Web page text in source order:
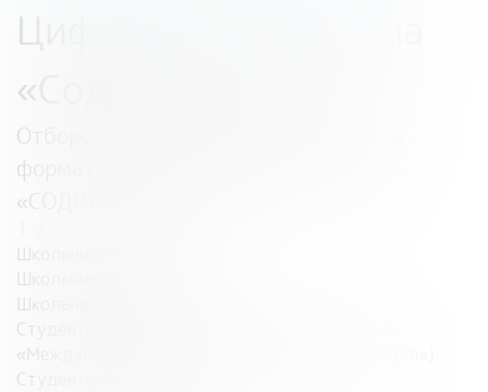
Цифровая платформа
«Содружество»
Отборочный этап;
формате НА
«СОДРУЖЕСТВО»
Школьники 8 класс:
Школьники 9 класс:
Школьники 10 класс:
Студенты («Информационная безопасность»,
«Международные отношения», «Юриспруденция»)
Студенты («Экономика»)